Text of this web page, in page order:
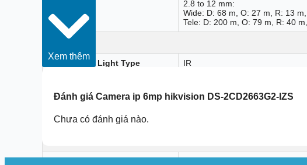
DORI
2.8 to 12 mm:
Wide: D: 68 m, O: 27 m, R: 13
Tele: D: 200 m, O: 79 m, R: 40
Supplement Light Type IR
Smart Supplement Light Yes
IR Wavelength
Xem thêm
Đánh giá Camera ip 6mp hikvision DS-2CD2663G2-IZS
Chưa có đánh giá nào.